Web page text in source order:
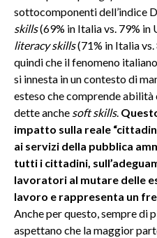
sottocomponenti dell’indice
skills(69% in Italia vs. 79% in
literacy skills(71% in Italia
quindi che il fenomeno
si innesta in un contesto di
esteso che comprende
dette anche soft skills.
impatto sulla reale
ai servizi della pubblica
tutti i cittadini,
lavoratori al mutare delle
lavoro e rappresenta un
Anche per questo, sempre di
aspettano che la maggior